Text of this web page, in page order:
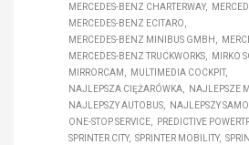
MERCEDES-BENZ CHARTERWAY
MERCEDES-BENZ ECITARO
MERCEDES-BENZ MINIBUS GMBH
MERCEDES-BENZ TRUCKWORKS
MIRKO
MIRRORCAM
MULTIMEDIA COCKPIT
NAJLEPSZA CIĘŻARÓWKA
NAJLEPSZE
NAJLEPSZY AUTOBUS
NAJLEPSZY
ONE-STOP SERVICE
PREDICTIVE
SPRINTER CITY
SPRINTER MOBILITY